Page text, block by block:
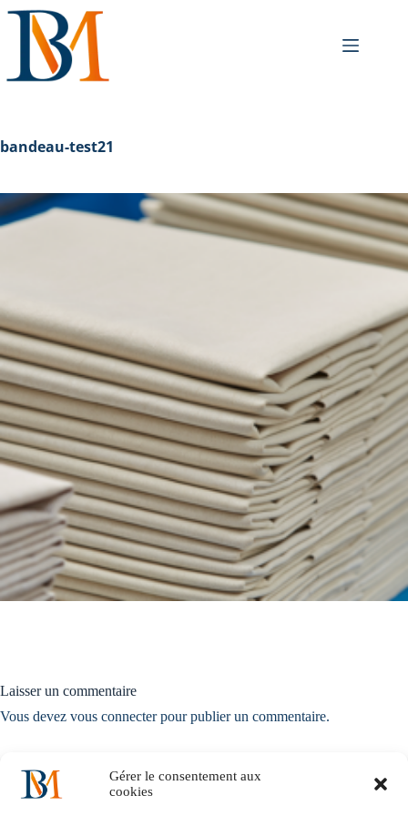
Gérer le consentement aux
cookies
bandeau-test21
Laisser un commentaire
Vous devez vous connecterpour publier un commentaire.